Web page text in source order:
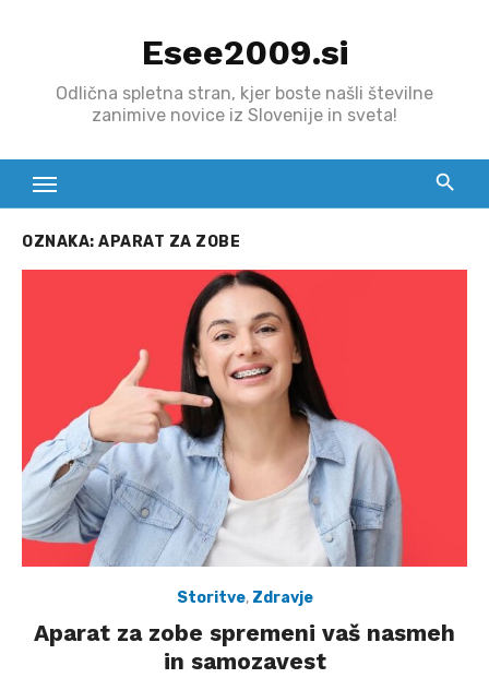
Esee2009.si
Odlična spletna stran, kjer boste našli številne
zanimive novice iz Slovenije in sveta!
OZNAKA: APARAT ZA ZOBE
Storitve, Zdravje
Aparat za zobe spremeni vaš nasmeh
in samozavest